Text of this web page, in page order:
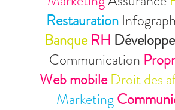
Restauration
Banque RH
Communication
Web mobile Droit des
Marketing